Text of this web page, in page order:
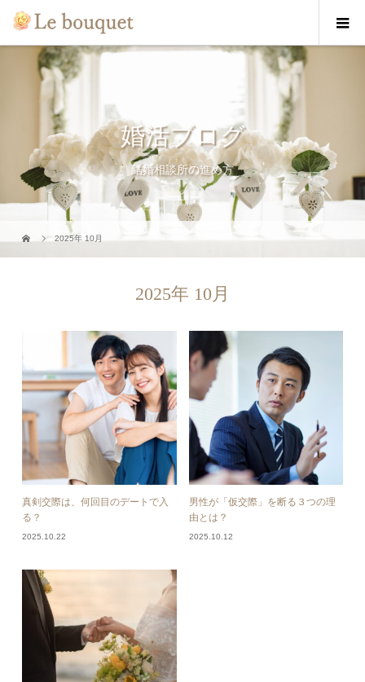
婚活ブログ
結婚相談所の進め方
2025年 10月
2025年 10月
真剣交際は、何回目のデートで入
る？
2025.10.22
男性が「仮交際」を断る３つの理
由とは？
2025.10.12